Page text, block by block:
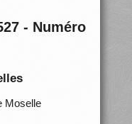
- Numéro
Moselle